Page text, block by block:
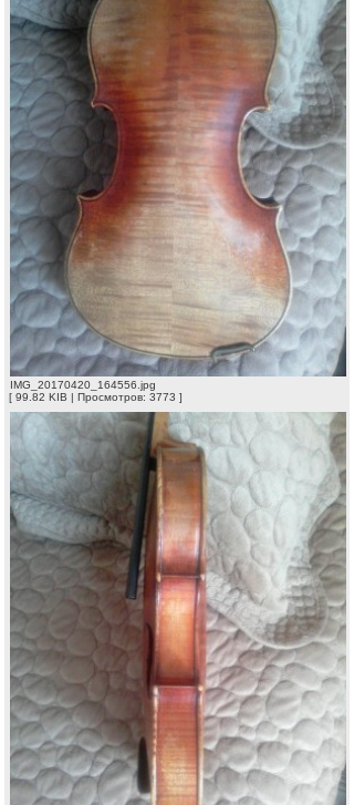
IMG_20170420_164556.jpg
[ 99.82 KIB | Просмотров: 3773 ]